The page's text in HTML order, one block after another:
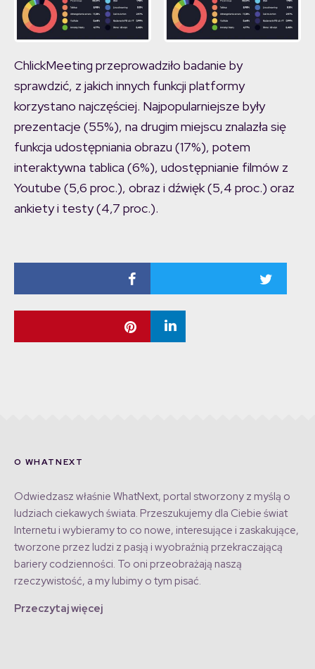
ChlickMeeting przeprowadziło badanie by
sprawdzić, z jakich innych funkcji platformy
korzystano najczęściej. Najpopularniejsze były
prezentacje (55%), na drugim miejscu znalazła się
funkcja udostępniania obrazu (17%), potem
interaktywna tablica (6%), udostępnianie filmów z
Youtube (5,6 proc.), obraz i dźwięk (5,4 proc.) oraz
ankiety i testy (4,7 proc.).
O WHATNEXT
Odwiedzasz właśnie WhatNext, portal stworzony z myślą o
ludziach ciekawych świata. Przeszukujemy dla Ciebie świat
Internetu i wybieramy to co nowe, interesujące i zaskakujące,
tworzone przez ludzi z pasją i wyobraźnią przekraczającą
bariery codzienności. To oni przeobrażają naszą
rzeczywistość, a my lubimy o tym pisać.
Przeczytaj więcej